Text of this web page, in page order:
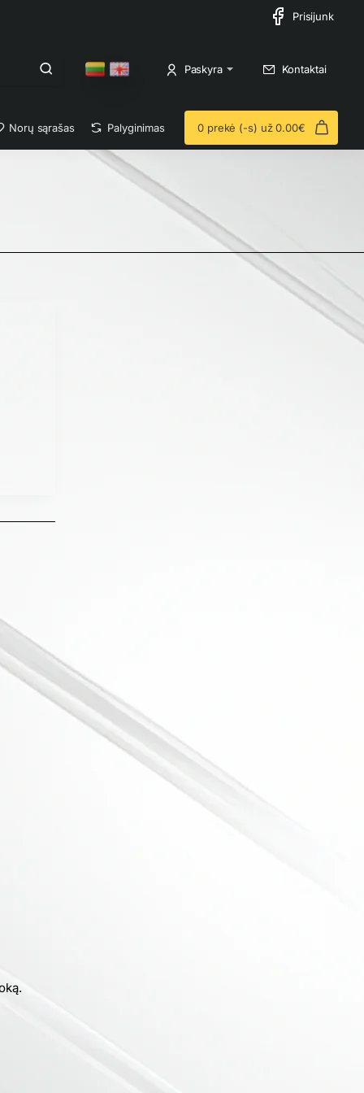
Prisijunk
Paskyra Kontaktai
Norų sąrašas Palyginimas 0 prekė (-s) už 0.00€